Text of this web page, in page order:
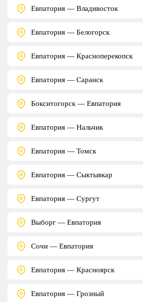
Евпатория — Владивосток
Евпатория — Белогорск
Евпатория — Красноперекопск
Евпатория — Саранск
Бокситогорск — Евпатория
Евпатория — Нальчик
Евпатория — Томск
Евпатория — Сыктывкар
Евпатория — Сургут
Выборг — Евпатория
Сочи — Евпатория
Евпатория — Красноярск
Евпатория — Грозный